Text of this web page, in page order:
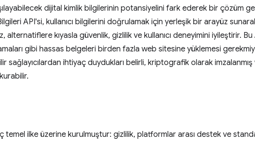
dijital kimlik bilgilerinin potansiyelini fark ederek bir çözüm
API'si, kullanıcı bilgilerini doğrulamak için yerleşik bir arayüz
alternatiflere kıyasla güvenlik, gizlilik ve kullanıcı deneyimini iyileştirir.
gibi hassas belgeleri birden fazla web sitesine yüklemesi
sağlayıcılardan ihtiyaç duydukları belirli, kriptografik olarak
temel ilke üzerine kurulmuştur: gizlilik, platformlar arası destek ve